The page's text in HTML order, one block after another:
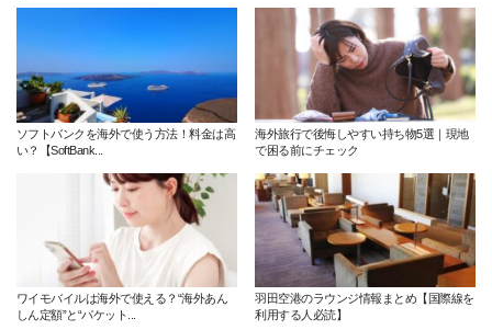
ソフトバンクを海外で使う方法！料金は高
い？【SoftBank...
海外旅行で後悔しやすい持ち物5選｜現地
で困る前にチェック
ワイモバイルは海外で使える？“海外あん
しん定額”と“パケット...
羽田空港のラウンジ情報まとめ【国際線を
利用する人必読】